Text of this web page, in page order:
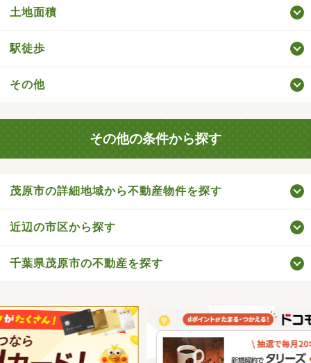
土地面積
駅徒歩
その他
その他の条件から探す
茂原市の詳細地域から不動産物件を探す
近辺の市区から探す
千葉県茂原市の不動産を探す